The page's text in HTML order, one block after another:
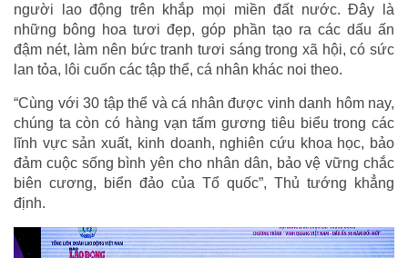
người lao động trên khắp mọi miền đất nước. Đây là
những bông hoa tươi đẹp, góp phần tạo ra các dấu ấn
đậm nét, làm nên bức tranh tươi sáng trong xã hội, có sức
lan tỏa, lôi cuốn các tập thể, cá nhân khác noi theo.
“Cùng với 30 tập thể và cá nhân được vinh danh hôm nay,
chúng ta còn có hàng vạn tấm gương tiêu biểu trong các
lĩnh vực sản xuất, kinh doanh, nghiên cứu khoa học, bảo
đảm cuộc sống bình yên cho nhân dân, bảo vệ vững chắc
biên cương, biển đảo của Tổ quốc”, Thủ tướng khẳng
định.